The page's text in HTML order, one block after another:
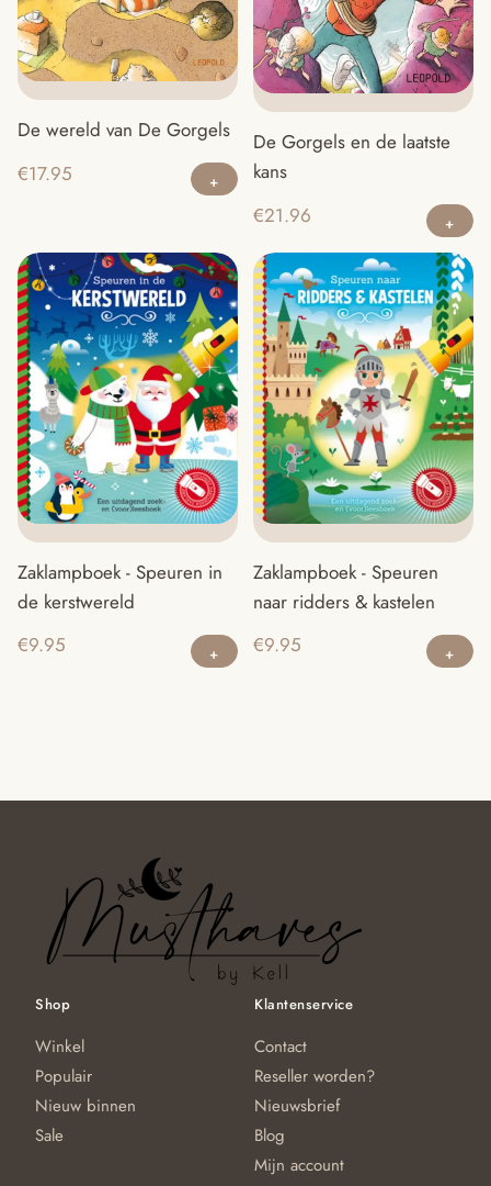
De wereld van De Gorgels
€17.95
De Gorgels en de laatste
kans
€21.96
Zaklampboek - Speuren in
de kerstwereld
€9.95
Zaklampboek - Speuren
naar ridders & kastelen
€9.95
Shop
Winkel
Populair
Nieuw binnen
Sale
Klantenservice
Contact
Reseller worden?
Nieuwsbrief
Blog
Mijn account